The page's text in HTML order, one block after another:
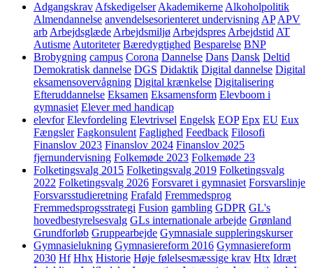
Adgangskrav Afskedigelser Akademikerne Alkoholpolitik
Almendannelse anvendelsesorienteret undervisning AP APV
arb Arbejdsglæde Arbejdsmiljø Arbejdspres Arbejdstid AT
Autisme Autoriteter Bæredygtighed Besparelse BNP
Brobygning campus Corona Dannelse Dans Dansk Deltid
Demokratisk dannelse DGS Didaktik Digital dannelse Digital
eksamensovervågning Digital krænkelse Digitalisering
Efteruddannelse Eksamen Eksamensform Elevboom i
gymnasiet Elever med handicap
elevfor Elevfordeling Elevtrivsel Engelsk EOP Epx EU Eux
Fængsler Fagkonsulent Faglighed Feedback Filosofi
Finanslov 2023 Finanslov 2024 Finanslov 2025
fjernundervisning Folkemøde 2023 Folkemøde 23
Folketingsvalg 2015 Folketingsvalg 2019 Folketingsvalg
2022 Folketingsvalg 2026 Forsvaret i gymnasiet Forsvarslinje
Forsvarsstudieretning Frafald Fremmedsprog
Fremmedsprogsstrategi Fusion gambling GDPR GL's
hovedbestyrelsesvalg GLs internationale arbejde Grønland
Grundforløb Gruppearbejde Gymnasiale suppleringskurser
Gymnasielukning Gymnasiereform 2016 Gymnasiereform
2030 Hf Hhx Historie Høje følelsesmæssige krav Htx Idræt